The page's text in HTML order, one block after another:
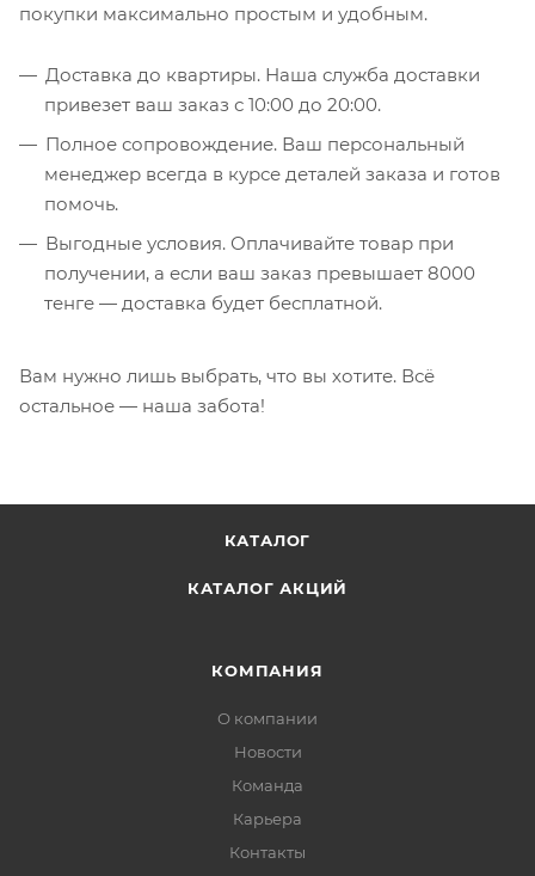
покупки максимально простым и удобным.
Доставка до квартиры. Наша служба доставки
привезет ваш заказ с 10:00 до 20:00.
Полное сопровождение. Ваш персональный
менеджер всегда в курсе деталей заказа и готов
помочь.
Выгодные условия. Оплачивайте товар при
получении, а если ваш заказ превышает 8000
тенге — доставка будет бесплатной.
Вам нужно лишь выбрать, что вы хотите. Всё
остальное — наша забота!
КАТАЛОГ
КАТАЛОГ АКЦИЙ
КОМПАНИЯ
О компании
Новости
Команда
Карьера
Контакты